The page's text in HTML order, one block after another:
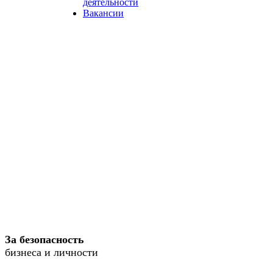
деятельности
Вакансии
За безопасность
бизнеса и личности